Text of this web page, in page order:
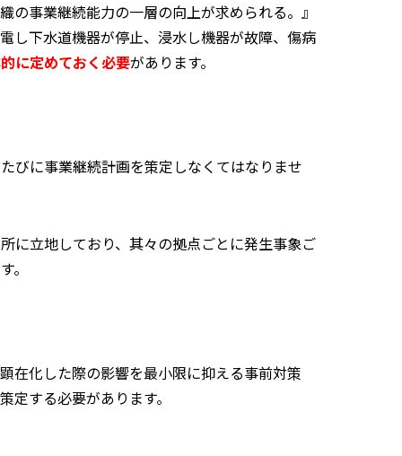
事業継続能力の一層の向上が求められる。』
し下水道機器が停止、浸水し機器が故障、傷病
に定めておく必要があります。
びに事業継続計画を策定しなくてはなりませ
に立地しており、其々の拠点ごとに発生事象ご
。
在化した際の影響を最小限に抑える事前対策
する必要があります。